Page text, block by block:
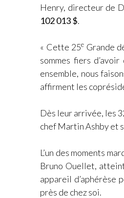
Henry, directeur de
102 013 $.
« Cette 25e Grande
sommes fiers
ensemble, nous
affirment les
Dès leur arrivée, les
chef Martin Ashby et
L’un des moments
Bruno Ouellet,
appareil d’aphérèse
près de chez soi.